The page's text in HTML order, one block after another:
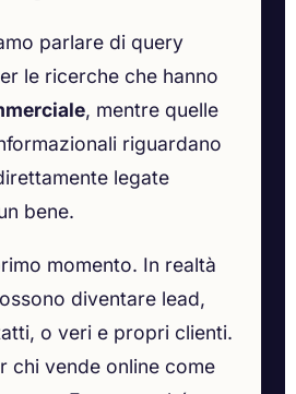
parlare di query
le ricerche che hanno
, mentre quelle
riguardano
legate
bene.
momento. In realtà
diventare lead,
o veri e propri clienti.
chi vende online come